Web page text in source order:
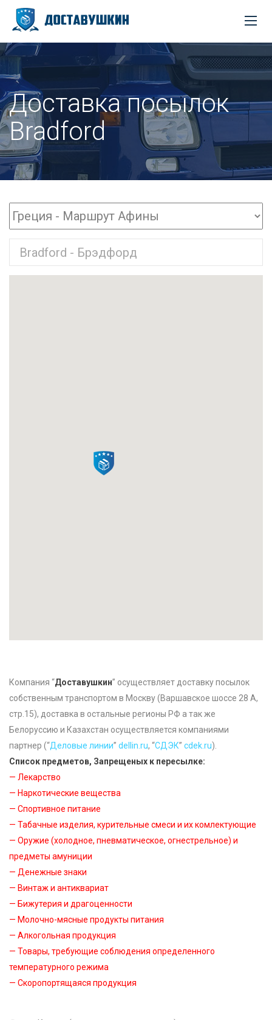
Доставка посылок
Bradford
Компания “Доставушкин” осуществляет доставку посылок
собственным транспортом в Москву (Варшавское шоссе 28 А,
стр.15), доставка в остальные регионы РФ а так же
Белоруссию и Казахстан осуществляется компаниями
партнер (“Деловые линии” dellin.ru, “CДЭК” cdek.ru).
Список предметов, Запрещеных к пересылке:
— Лекарство
— Наркотические вещества
— Спортивное питание
— Табачные изделия, курительные смеси и их комлектующие
— Оружие (холодное, пневматическое, огнестрельное) и
предметы амуниции
— Денежные знаки
— Винтаж и антиквариат
— Бижутерия и драгоценности
— Молочно-мясные продукты питания
— Алкогольная продукция
— Товары, требующие соблюдения определенного
температурного режима
— Скоропортящаяся продукция